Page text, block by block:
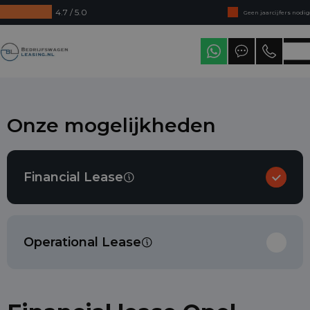
4.7 / 5.0
Direct uit voorraad leverbaar
Levering in heel Nederland
Onze mogelijkheden
Financial Lease
Operational Lease